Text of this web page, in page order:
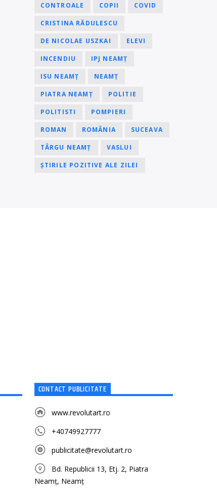
CONTROALE COPII COVID
CRISTINA RĂDULESCU
DE NICOLAE USZKAI ELEVI
INCENDIU IPJ NEAMȚ
ISU NEAMȚ NEAMȚ
PIATRA NEAMȚ POLITIE
POLITISTI POMPIERI
ROMAN ROMÂNIA SUCEAVA
TÂRGU NEAMȚ VASLUI
ȘTIRILE POZITIVE ALE ZILEI
CONTACT PUBLICITATE
www.revolutart.ro
+40749927777
publicitate@revolutart.ro
Bd. Republicii 13, Etj. 2, Piatra
Neamț, Neamț